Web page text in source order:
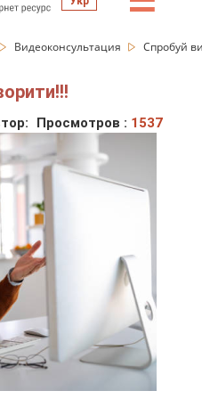
Видеоконсультация Спробуй
Просмотров : 1537